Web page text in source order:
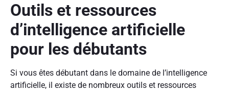
Outils et ressources
d’intelligence artificielle
pour les débutants
Si vous êtes débutant dans le domaine de l’intelligence
artificielle, il existe de nombreux outils et ressources